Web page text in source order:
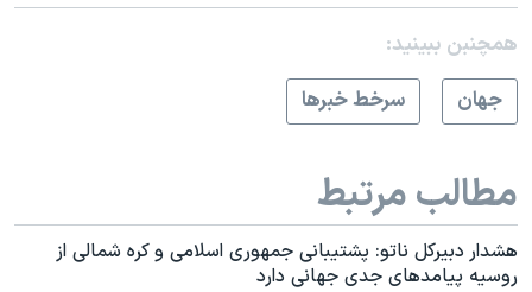
همچنبن ببینید:
جهان
سرخط خبرها
مطالب مرتبط
هشدار دبیرکل ناتو: پشتیبانی جمهوری اسلامی و کره شمالی از
روسیه پیامدهای جدی جهانی دارد